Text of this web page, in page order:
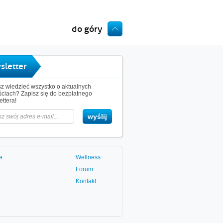
do góry
wiedzieć wszystko o aktualnych
Zapisz się do bezpłatnego
Wellness
Forum
Kontakt